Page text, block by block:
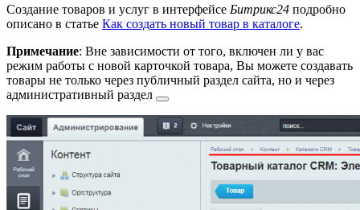
Создание товаров и услуг в интерфейсе Битрикс24 подробно
описано в статье Как создать новый товар в каталоге.
Примечание: Вне зависимости от того, включен ли у вас
режим работы с новой карточкой товара, Вы можете создавать
товары не только через публичный раздел сайта, но и через
административный раздел